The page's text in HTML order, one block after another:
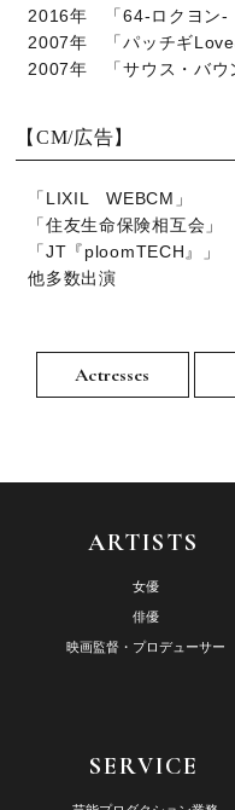
2016年 「64‐ロクヨン
2007年 「パッチギ
2007年 「サウス・
【CM/広告】
「LIXIL WEBCM」
「住友生命保険相互会」
「JT『ploomTECH』」
他多数出演
Actresses
ARTISTS
女優
俳優
映画監督・プロデューサー
SERVICE